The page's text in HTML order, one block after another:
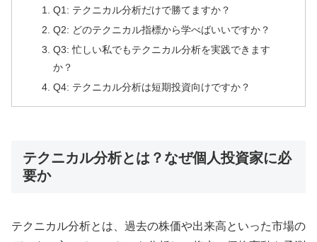
Q1: テクニカル分析だけで勝てますか？
Q2: どのテクニカル指標から学べばいいですか？
Q3: 忙しい私でもテクニカル分析を実践できます
か？
Q4: テクニカル分析は短期投資向けですか？
テクニカル分析とは？なぜ個人投資家に必
要か
テクニカル分析とは、過去の株価や出来高といった市場の